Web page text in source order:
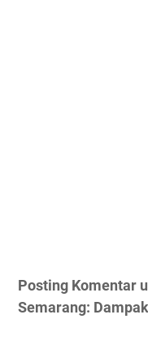
Posting Komentar
Semarang: